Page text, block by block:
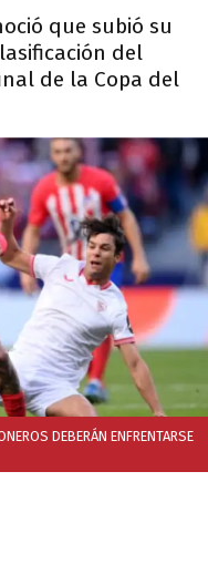
que subió su
del
de la Copa del
DEBERÁN ENFRENTARSE